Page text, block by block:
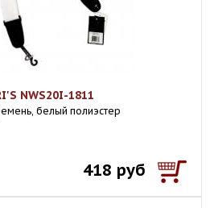
NWS20I-1811
белый полиэстер
418 руб